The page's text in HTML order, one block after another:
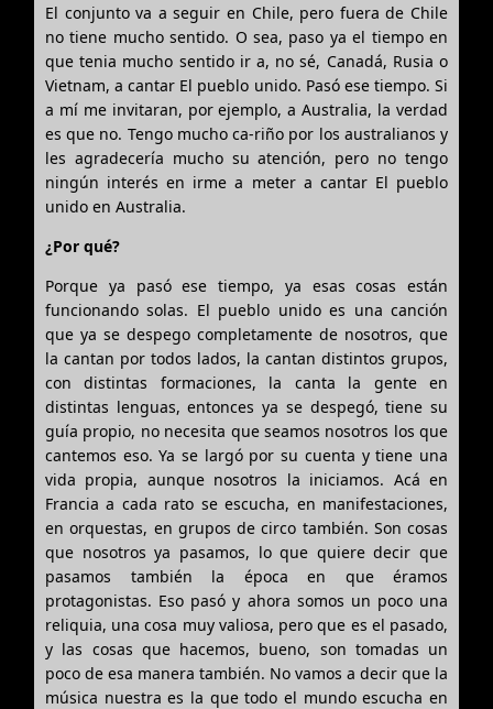
El conjunto va a seguir en Chile, pero fuera de Chile
no tiene mucho sentido. O sea, paso ya el tiempo en
que tenia mucho sentido ir a, no sé, Canadá, Rusia o
Vietnam, a cantar El pueblo unido. Pasó ese tiempo. Si
a mí me invitaran, por ejemplo, a Australia, la verdad
es que no. Tengo mucho ca-riño por los australianos y
les agradecería mucho su atención, pero no tengo
ningún interés en irme a meter a cantar El pueblo
unido en Australia.
¿Por qué?
Porque ya pasó ese tiempo, ya esas cosas están
funcionando solas. El pueblo unido es una canción
que ya se despego completamente de nosotros, que
la cantan por todos lados, la cantan distintos grupos,
con distintas formaciones, la canta la gente en
distintas lenguas, entonces ya se despegó, tiene su
guía propio, no necesita que seamos nosotros los que
cantemos eso. Ya se largó por su cuenta y tiene una
vida propia, aunque nosotros la iniciamos. Acá en
Francia a cada rato se escucha, en manifestaciones,
en orquestas, en grupos de circo también. Son cosas
que nosotros ya pasamos, lo que quiere decir que
pasamos también la época en que éramos
protagonistas. Eso pasó y ahora somos un poco una
reliquia, una cosa muy valiosa, pero que es el pasado,
y las cosas que hacemos, bueno, son tomadas un
poco de esa manera también. No vamos a decir que la
música nuestra es la que todo el mundo escucha en